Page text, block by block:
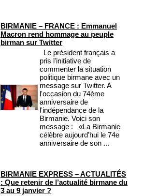
BIRMANIE – FRANCE : Emmanuel
Macron rend hommage au peuple
birman sur Twitter
Le président français a
pris l'initiative de
commenter la situation
politique birmane avec un
message sur Twitter. A
l'occasion du 74ème
anniversaire de
l'indépendance de la
Birmanie. Voici son
message : «La Birmanie
célèbre aujourd’hui le 74e
anniversaire de son ...
BIRMANIE EXPRESS – ACTUALITÉS
: Que retenir de l’actualité birmane du
3 au 9 janvier ?